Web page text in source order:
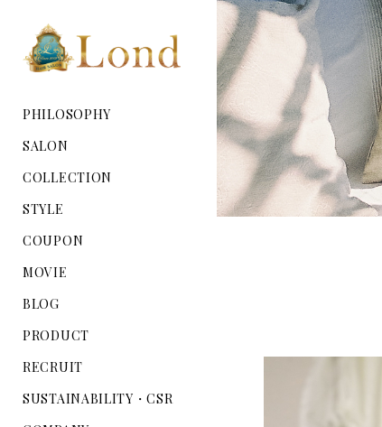
PHILOSOPHY
SALON
COLLECTION
STYLE
COUPON
MOVIE
BLOG
PRODUCT
RECRUIT
SUSTAINABILITY・CSR